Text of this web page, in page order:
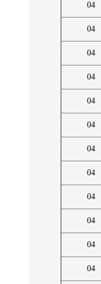
04
04
04
04
04
04
04
04
04
04
04
04